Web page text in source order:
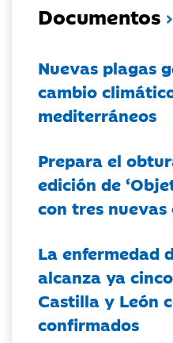
Documentos
Nuevas plagas
cambio
mediterráneos
Prepara el
edición de
con tres
La enfermedad
alcanza ya
Castilla y León
confirmados